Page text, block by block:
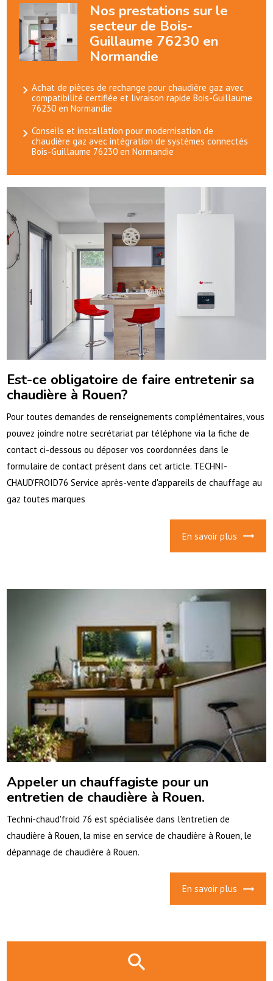
Nos prestations sur le
secteur de Bois-
Guillaume 76230 en
Normandie
Achat de pièces de rechange pour chaudière gaz avec
compatibilité certifiée et livraison rapide Bois-Guillaume
76230 en Normandie
Conseils et installation pour modernisation de
chaudière gaz avec intégration de systèmes connectés
Bois-Guillaume 76230 en Normandie
Est-ce obligatoire de faire entretenir sa
chaudière à Rouen?
Pour toutes demandes de renseignements complémentaires, vous
pouvez joindre notre secrétariat par téléphone via la fiche de
contact ci-dessous ou déposer vos coordonnées dans le
formulaire de contact présent dans cet article. TECHNI-
CHAUD'FROID76 Service après-vente d'appareils de chauffage au
gaz toutes marques
En savoir plus
Appeler un chauffagiste pour un
entretien de chaudière à Rouen.
Techni-chaud'froid 76 est spécialisée dans l'entretien de
chaudière à Rouen, la mise en service de chaudière à Rouen, le
dépannage de chaudière à Rouen.
En savoir plus